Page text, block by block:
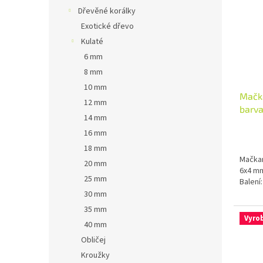
Dřevěné korálky
Exotické dřevo
Kulaté
6 mm
8 mm
10 mm
12 mm
14 mm
16 mm
18 mm
20 mm
25 mm
30 mm
35 mm
40 mm
Obličej
Kroužky
6x4